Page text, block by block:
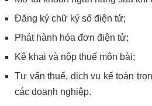
Đăng ký chữ ký số điện tử;
Phát hành hóa đơn điện tử;
Kê khai và nộp thuế môn bài;
Tư vấn thuế, dịch vụ kế toán
các doanh nghiệp.